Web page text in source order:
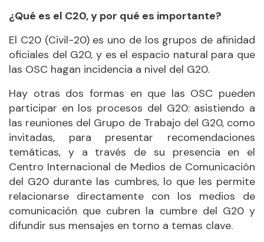
¿Qué es el C20, y por qué es importante?
El C20 (Civil-20) es uno de los grupos de afinidad
oficiales del G20, y es el espacio natural para que
las OSC hagan incidencia a nivel del G20.
Hay otras dos formas en que las OSC pueden
participar en los procesos del G20: asistiendo a
las reuniones del Grupo de Trabajo del G20, como
invitadas, para presentar recomendaciones
temáticas, y a través de su presencia en el
Centro Internacional de Medios de Comunicación
del G20 durante las cumbres, lo que les permite
relacionarse directamente con los medios de
comunicación que cubren la cumbre del G20 y
difundir sus mensajes en torno a temas clave.